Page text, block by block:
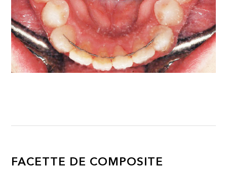
FACETTE DE COMPOSITE